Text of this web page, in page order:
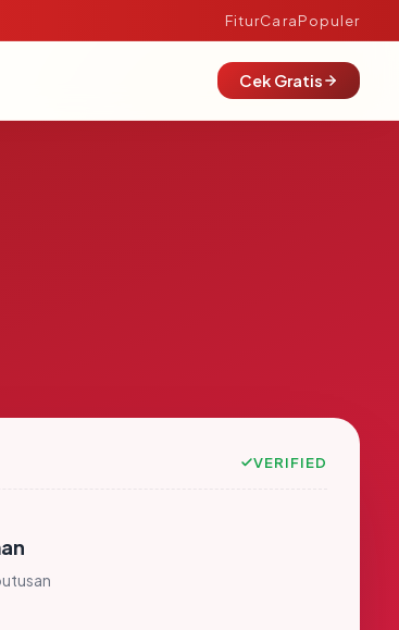
FiturCaraPopuler
Cek Gratis
VERIFIED